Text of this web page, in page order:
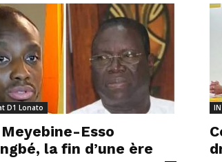
D1 Lonato
Meyebine-Esso
la fin d’une ère